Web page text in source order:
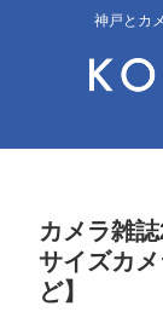
神戸とカ
カメラ雑
サイズカ
ど】